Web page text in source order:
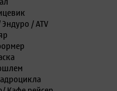
/ ATV